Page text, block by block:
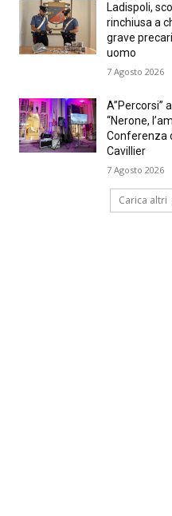
Ladispoli,
rinchiusa a
grave
uomo
7 Agosto 2026
A”Percorsi”
“Nerone,
Conferenza
Cavillier
7 Agosto 2026
Carica altri